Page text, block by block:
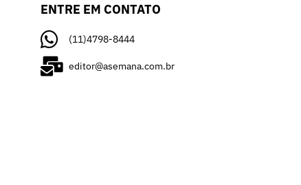
ENTRE EM CONTATO
(11)4798-8444
editor@asemana.com.br